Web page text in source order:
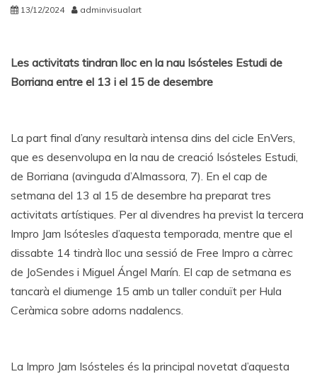
13/12/2024 adminvisualart
Les activitats tindran lloc en la nau Isósteles Estudi de
Borriana entre el 13 i el 15 de desembre
La part final d’any resultarà intensa dins del cicle EnVers,
que es desenvolupa en la nau de creació Isósteles Estudi,
de Borriana (avinguda d’Almassora, 7). En el cap de
setmana del 13 al 15 de desembre ha preparat tres
activitats artístiques. Per al divendres ha previst la tercera
Impro Jam Isótesles d’aquesta temporada, mentre que el
dissabte 14 tindrà lloc una sessió de Free Impro a càrrec
de JoSendes i Miguel Ángel Marín. El cap de setmana es
tancarà el diumenge 15 amb un taller conduït per Hula
Ceràmica sobre adorns nadalencs.
La Impro Jam Isósteles és la principal novetat d’aquesta